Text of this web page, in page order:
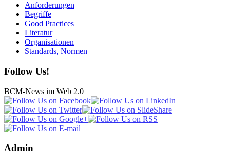
Anforderungen
Begriffe
Good Practices
Literatur
Organisationen
Standards, Normen
Follow Us!
BCM-News im Web 2.0
Admin